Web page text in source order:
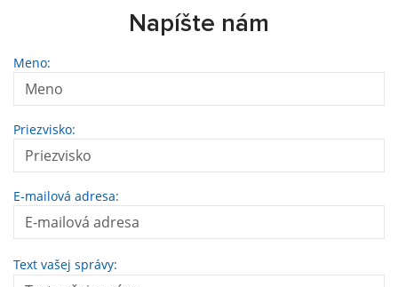
Napíšte nám
Meno:
Priezvisko:
E-mailová adresa:
Text vašej správy: